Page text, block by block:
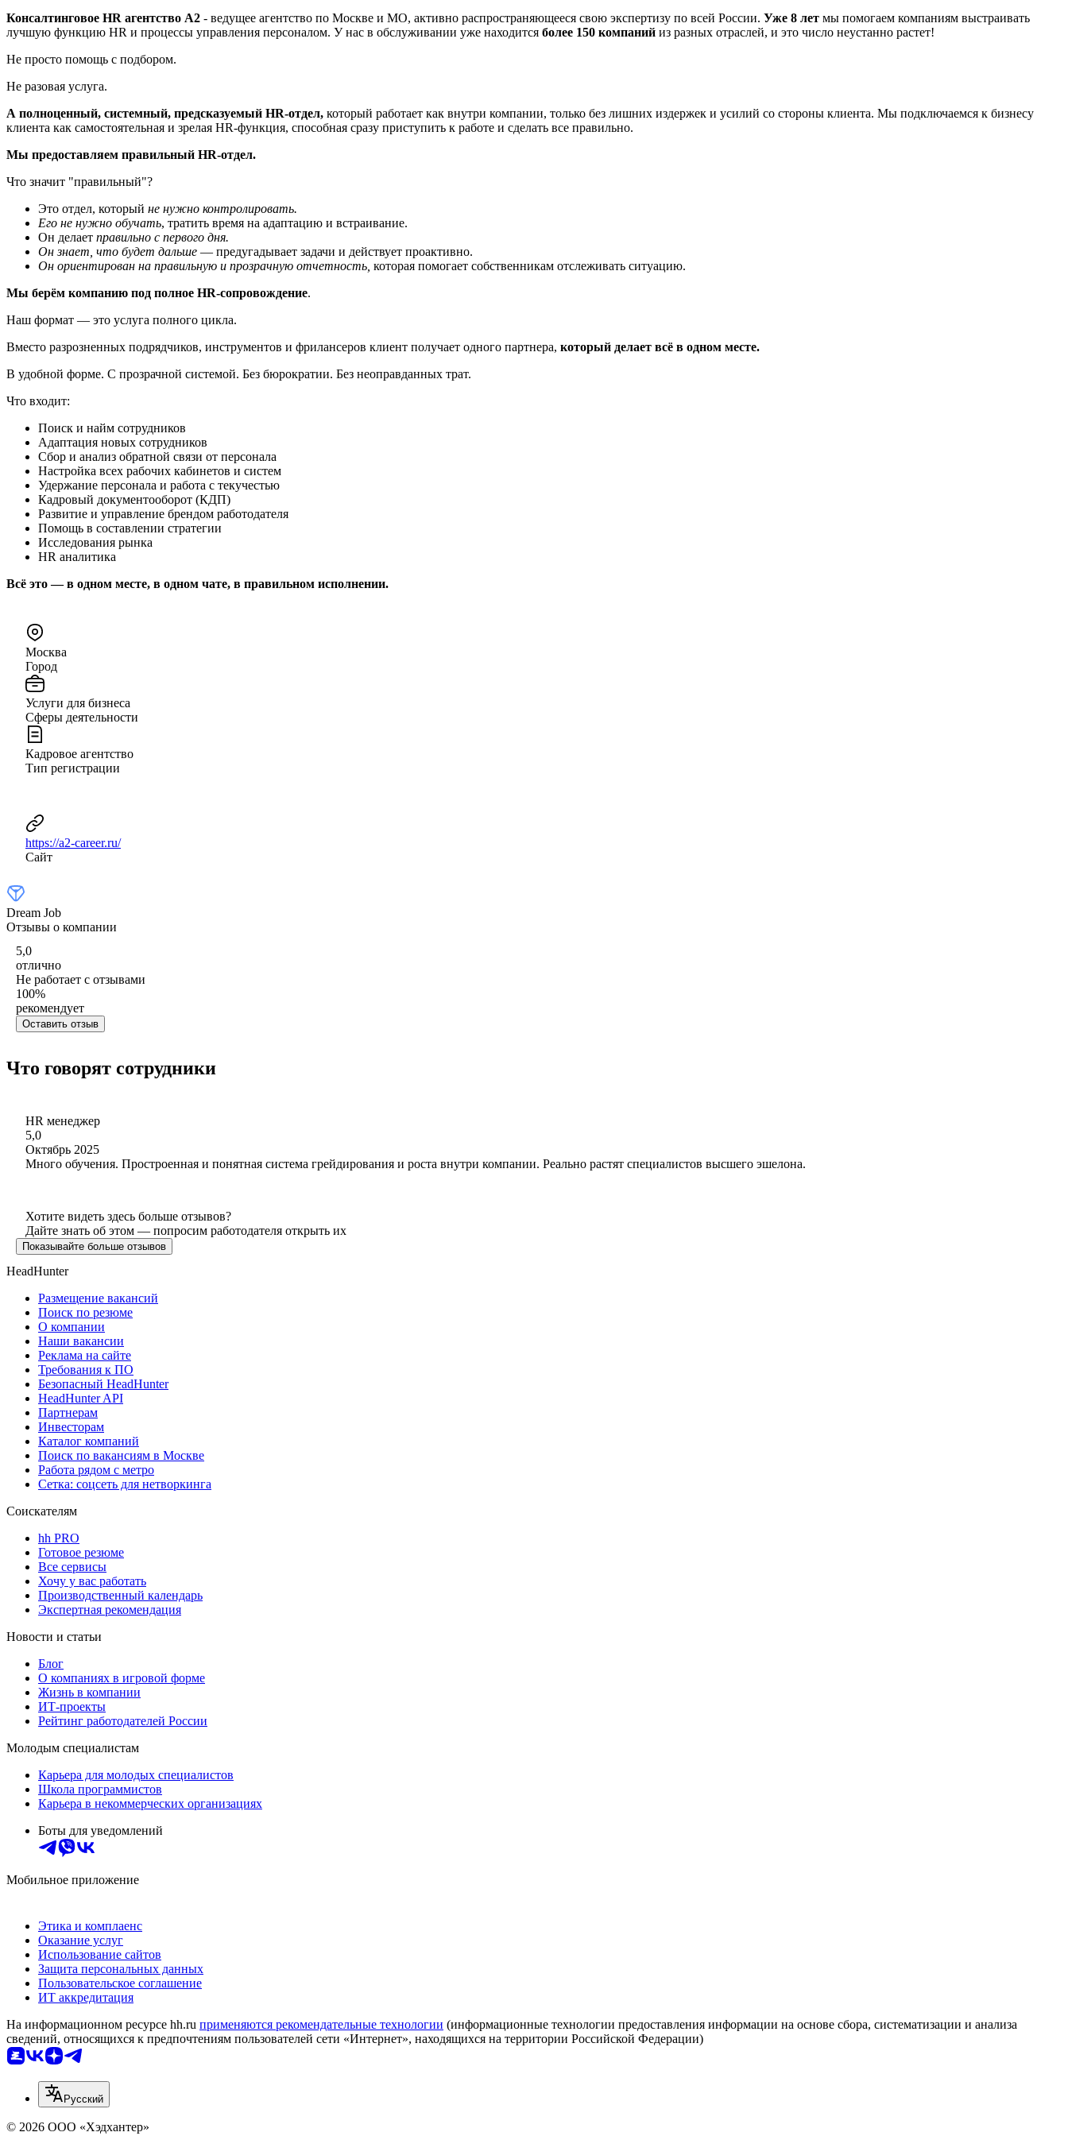
Консалтинговое HR агентство А2 - ведущее агентство по Москве и МО, активно распространяющееся свою экспертизу по всей России. Уже 8 лет мы помогаем компаниям выстраивать
лучшую функцию HR и процессы управления персоналом. У нас в обслуживании уже находится более 150 компаний из разных отраслей, и это число неустанно растет!
Не просто помощь с подбором.
Не разовая услуга.
А полноценный, системный, предсказуемый HR-отдел, который работает как внутри компании, только без лишних издержек и усилий со стороны клиента. Мы подключаемся к бизнесу
клиента как самостоятельная и зрелая HR-функция, способная сразу приступить к работе и сделать все правильно.
Мы предоставляем правильный HR-отдел.
Что значит "правильный"?
Это отдел, который не нужно контролировать.
Его не нужно обучать, тратить время на адаптацию и встраивание.
Он делает правильно с первого дня.
Он знает, что будет дальше — предугадывает задачи и действует проактивно.
Он ориентирован на правильную и прозрачную отчетность, которая помогает собственникам отслеживать ситуацию.
Мы берём компанию под полное HR-сопровождение.
Наш формат — это услуга полного цикла.
Вместо разрозненных подрядчиков, инструментов и фрилансеров клиент получает одного партнера, который делает всё в одном месте.
В удобной форме. С прозрачной системой. Без бюрократии. Без неоправданных трат.
Что входит:
Поиск и найм сотрудников
Адаптация новых сотрудников
Сбор и анализ обратной связи от персонала
Настройка всех рабочих кабинетов и систем
Удержание персонала и работа с текучестью
Кадровый документооборот (КДП)
Развитие и управление брендом работодателя
Помощь в составлении стратегии
Исследования рынка
HR аналитика
Всё это — в одном месте, в одном чате, в правильном исполнении.
Москва
Город
Услуги для бизнеса
Сферы деятельности
Кадровое агентство
Тип регистрации
https://a2-career.ru/
Сайт
Dream Job
Отзывы о компании
5,0
отлично
Не работает с отзывами
100%
рекомендует
Оставить отзыв
Что говорят сотрудники
HR менеджер
5,0
Октябрь 2025
Много обучения. Простроенная и понятная система грейдирования и роста внутри компании. Реально растят специалистов высшего эшелона.
Хотите видеть здесь больше отзывов?
Дайте знать об этом — попросим работодателя открыть их
Показывайте больше отзывов
HeadHunter
Размещение вакансий
Поиск по резюме
О компании
Наши вакансии
Реклама на сайте
Требования к ПО
Безопасный HeadHunter
HeadHunter API
Партнерам
Инвесторам
Каталог компаний
Поиск по вакансиям в Москве
Работа рядом с метро
Сетка: соцсеть для нетворкинга
Соискателям
hh PRO
Готовое резюме
Все сервисы
Хочу у вас работать
Производственный календарь
Экспертная рекомендация
Новости и статьи
Блог
О компаниях в игровой форме
Жизнь в компании
ИТ-проекты
Рейтинг работодателей России
Молодым специалистам
Карьера для молодых специалистов
Школа программистов
Карьера в некоммерческих организациях
Боты для уведомлений
Мобильное приложение
Этика и комплаенс
Оказание услуг
Использование сайтов
Защита персональных данных
Пользовательское соглашение
ИТ аккредитация
На информационном ресурсе hh.ru применяются рекомендательные технологии (информационные технологии предоставления информации на основе сбора, систематизации и анализа
сведений, относящихся к предпочтениям пользователей сети «Интернет», находящихся на территории Российской Федерации)
Русский
© 2026 ООО «Хэдхантер»